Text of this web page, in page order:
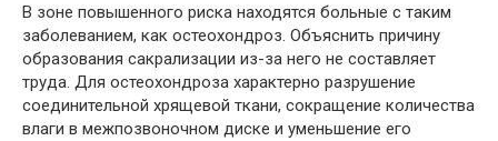
В зоне повышенного риска находятся больные с таким
заболеванием, как остеохондроз. Объяснить причину
образования сакрализации из-за него не составляет
труда. Для остеохондроза характерно разрушение
соединительной хрящевой ткани, сокращение количества
влаги в межпозвоночном диске и уменьшение его